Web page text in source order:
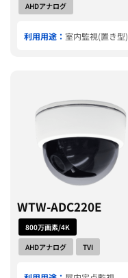
AHDアナログ
利用用途： 室内監視(置き型)
WTW-ADC220E
800万画素/4K
AHDアナログ
TVI